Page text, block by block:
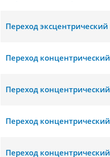
Переход эксцентрический
Переход концентрический
Переход концентрический
Переход концентрический
Переход концентрический